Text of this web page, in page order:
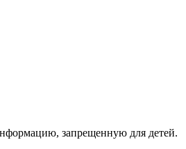
зaпpeщeнную для дeтeй.